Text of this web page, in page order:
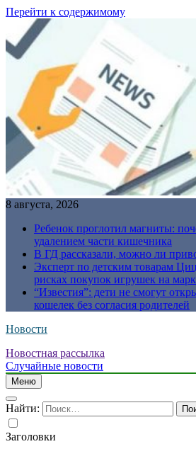
Перейти к содержимому
8 августа, 2026
Ребенок проглотил магниты:
удалением части кишечника
В ГД рассказали, можно ли
Эксперт по детским товарам
рисках покупок игрушек на
“Известия”: дети не смогут
кошелек без согласия родителей
Новости
Новостная рассылка
Случайные новости
Меню
Найти:
Заголовки